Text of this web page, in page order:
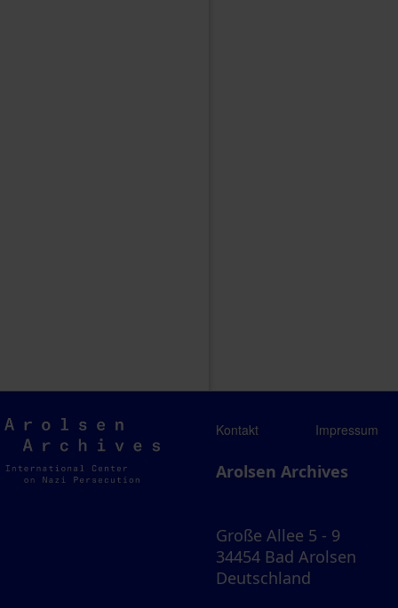
Arolsen
Archives
Kontakt Impressum
Arolsen Archives
Große Allee 5 - 9
34454 Bad Arolsen
Deutschland